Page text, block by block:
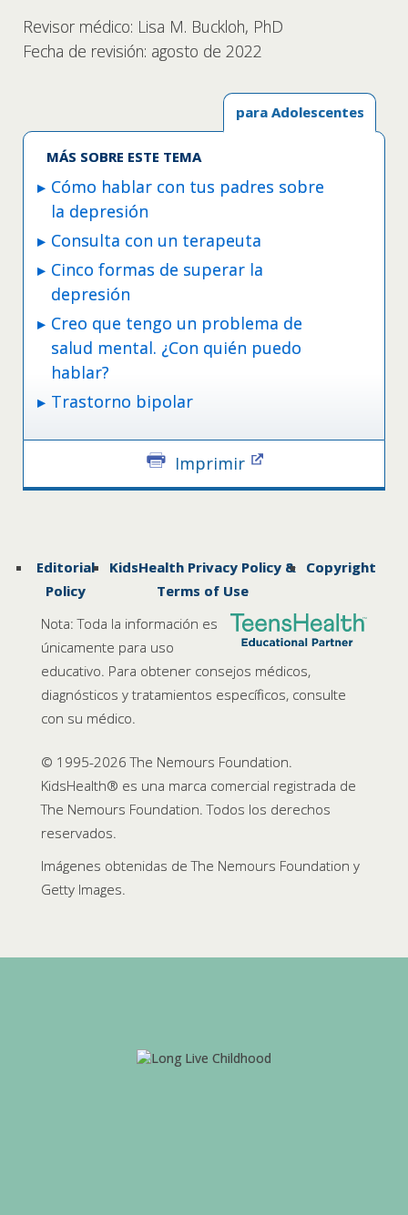
Revisor médico: Lisa M. Buckloh, PhD
Fecha de revisión: agosto de 2022
para Adolescentes
MÁS SOBRE ESTE TEMA
Cómo hablar con tus padres sobre
la depresión
Consulta con un terapeuta
Cinco formas de superar la
depresión
Creo que tengo un problema de
salud mental. ¿Con quién puedo
hablar?
Trastorno bipolar
Imprimir
Editorial
Policy
KidsHealth Privacy Policy &
Terms of Use
Copyright
Nota: Toda la información es
únicamente para uso
educativo. Para obtener consejos médicos,
diagnósticos y tratamientos específicos, consulte
con su médico.
© 1995-2026 The Nemours Foundation.
KidsHealth® es una marca comercial registrada de
The Nemours Foundation. Todos los derechos
reservados.
Imágenes obtenidas de The Nemours Foundation y
Getty Images.